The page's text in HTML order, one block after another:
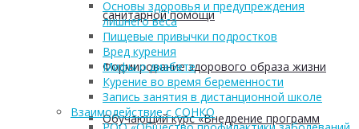
санитарной помощи
Формирование здорового образа жизни
Обучающий курс «Внедрение программ
Основы здоровья и предупреждения
лишнего веса
Пищевые привычки подростков
Вред курения
Мифы о диабете
Курение во время беременности
Запись занятия в дистанционной школе
Взаимодействие с СОНКО